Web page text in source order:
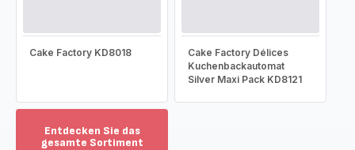
Cake Factory KD8018
Cake Factory Délices
Kuchenbackautomat
Silver Maxi Pack KD8121
Entdecken Sie das
gesamte Sortiment